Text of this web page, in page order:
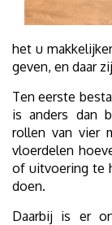
het u
geven, en daar
Ten eerste
is anders dan
rollen van vier
vloerdelen
of uitvoering te
doen.
Daarbij is er